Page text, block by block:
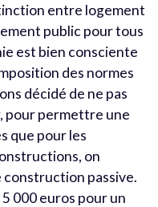
entre logement
public pour tous
est bien consciente
des normes
décidé de ne pas
pour permettre une
que pour les
on
construction passive.
000 euros pour un